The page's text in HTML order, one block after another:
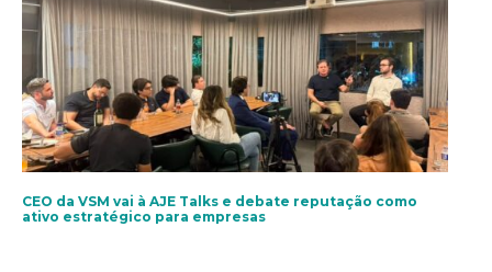
CEO da VSM vai à AJE Talks e debate reputação como
ativo estratégico para empresas